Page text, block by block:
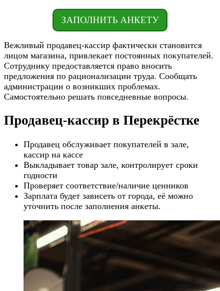
ЗАПОЛНИТЬ АНКЕТУ
Вежливый продавец-кассир фактически становится
лицом магазина, привлекает постоянных покупателей.
Сотруднику предоставляется право вносить
предложения по рационализации труда. Сообщать
администрации о возникших проблемах.
Самостоятельно решать повседневные вопросы.
Продавец-кассир в Перекрёстке
Продавец обслуживает покупателей в зале,
кассир на кассе
Выкладывает товар зале, контролирует сроки
годности
Проверяет соответствие/наличие ценников
Зарплата будет зависеть от города, её можно
уточнить после заполнения анкеты.